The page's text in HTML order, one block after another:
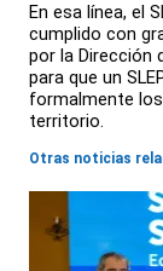
En esa línea, el
cumplido con
por la Dirección
para que un
formalmente
territorio.
Otras noticias